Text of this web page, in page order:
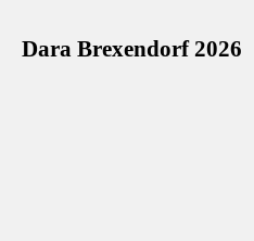
Dara Brexendorf 2026